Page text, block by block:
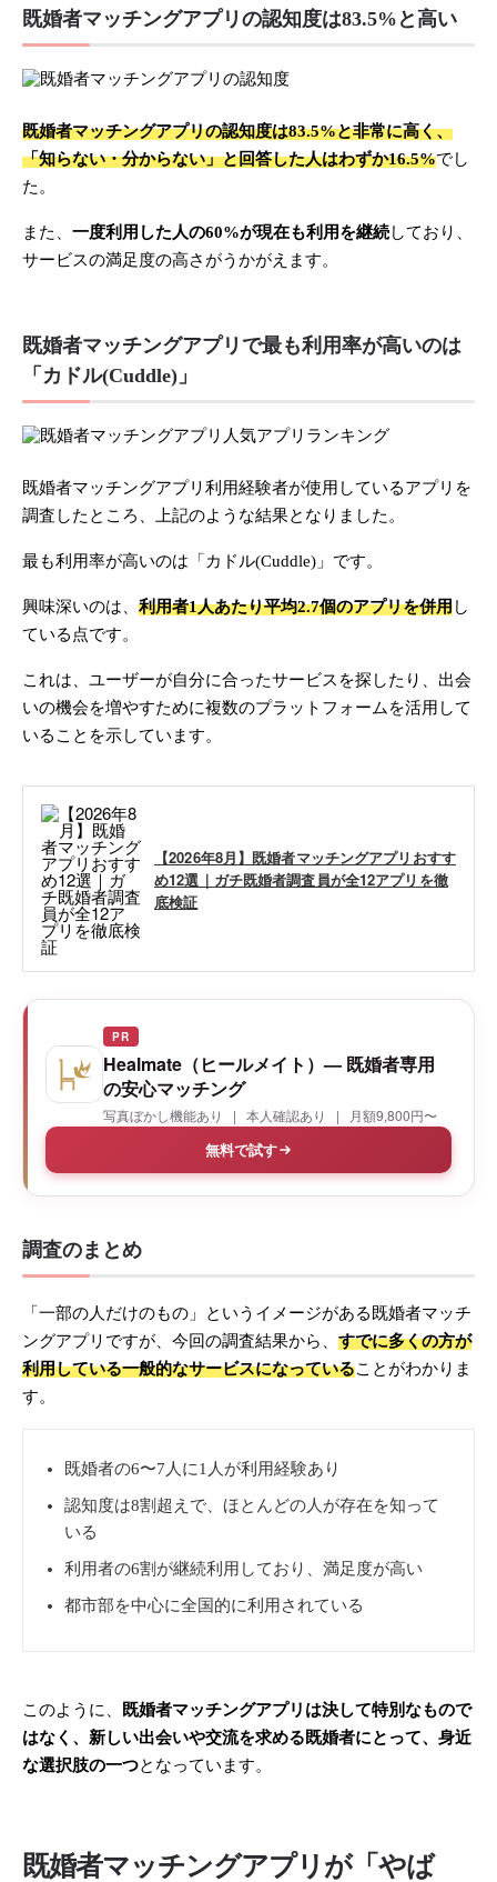
既婚者マッチングアプリの認知度は83.5%と高い
既婚者マッチングアプリの認知度は83.5%と非常に高く、
「知らない・分からない」と回答した人はわずか16.5%でし
た。
また、 一度利用した人の60%が現在も利用を継続しており、
サービスの満足度の高さがうかがえます。
既婚者マッチングアプリで最も利用率が高いのは
「カドル(Cuddle)」
既婚者マッチングアプリ利用経験者が使用しているアプリを
調査したところ、上記のような結果となりました。
最も利用率が高いのは「カドル(Cuddle)」です。
興味深いのは、 利用者1人あたり平均2.7個のアプリを併用し
ている点です。
これは、ユーザーが自分に合ったサービスを探したり、出会
いの機会を増やすために複数のプラットフォームを活用して
いることを示しています。
【2026年8月】既婚者マッチングアプリおすす
め12選｜ガチ既婚者調査員が全12アプリを徹
底検証
PR
Healmate（ヒールメイト）— 既婚者専用
の安心マッチング
写真ぼかし機能あり | 本人確認あり | 月額9,800円〜
無料で試す
調査のまとめ
「一部の人だけのもの」というイメージがある既婚者マッチ
ングアプリですが、今回の調査結果から、 すでに多くの方が
利用している一般的なサービスになっていることがわかりま
す。
既婚者の6〜7人に1人が利用経験あり
認知度は8割超えで、ほとんどの人が存在を知って
いる
利用者の6割が継続利用しており、満足度が高い
都市部を中心に全国的に利用されている
このように、
既婚者マッチングアプリは決して特別なもので
はなく、新しい出会いや交流を求める既婚者にとって、身近
な選択肢の一つとなっています。
既婚者マッチングアプリが「やば